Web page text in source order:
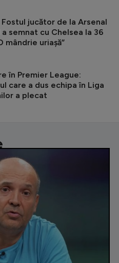
jucător de la Arsenal
semnat cu Chelsea la 36
mândrie uriașă”
în Premier League:
care a dus echipa în Liga
a plecat